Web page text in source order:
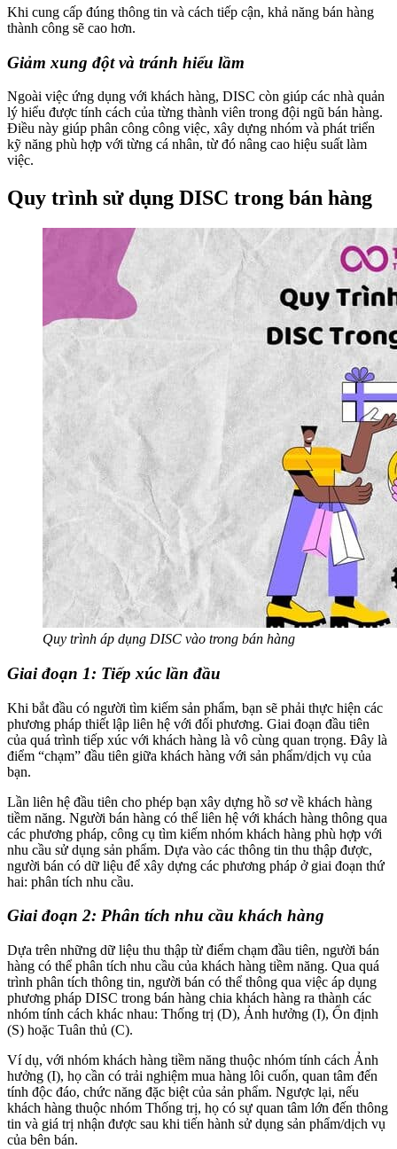
Khi cung cấp đúng thông tin và cách tiếp cận, khả năng bán hàng
thành công sẽ cao hơn.
Giảm xung đột và tránh hiểu lầm
Ngoài việc ứng dụng với khách hàng, DISC còn giúp các nhà quản
lý hiểu được tính cách của từng thành viên trong đội ngũ bán hàng.
Điều này giúp phân công công việc, xây dựng nhóm và phát triển
kỹ năng phù hợp với từng cá nhân, từ đó nâng cao hiệu suất làm
việc.
Quy trình sử dụng DISC trong bán hàng
Quy trình áp dụng DISC vào trong bán hàng
Giai đoạn 1: Tiếp xúc lần đầu
Khi bắt đầu có người tìm kiếm sản phẩm, bạn sẽ phải thực hiện các
phương pháp thiết lập liên hệ với đối phương. Giai đoạn đầu tiên
của quá trình tiếp xúc với khách hàng là vô cùng quan trọng. Đây là
điểm “chạm” đầu tiên giữa khách hàng với sản phẩm/dịch vụ của
bạn.
Lần liên hệ đầu tiên cho phép bạn xây dựng hồ sơ về khách hàng
tiềm năng. Người bán hàng có thể liên hệ với khách hàng thông qua
các phương pháp, công cụ tìm kiếm nhóm khách hàng phù hợp với
nhu cầu sử dụng sản phẩm. Dựa vào các thông tin thu thập được,
người bán có dữ liệu để xây dựng các phương pháp ở giai đoạn thứ
hai: phân tích nhu cầu.
Giai đoạn 2: Phân tích nhu cầu khách hàng
Dựa trên những dữ liệu thu thập từ điểm chạm đầu tiên, người bán
hàng có thể phân tích nhu cầu của khách hàng tiềm năng. Qua quá
trình phân tích thông tin, người bán có thể thông qua việc áp dụng
phương pháp DISC trong bán hàng chia khách hàng ra thành các
nhóm tính cách khác nhau: Thống trị (D), Ảnh hưởng (I), Ổn định
(S) hoặc Tuân thủ (C).
Ví dụ, với nhóm khách hàng tiềm năng thuộc nhóm tính cách Ảnh
hưởng (I), họ cần có trải nghiệm mua hàng lôi cuốn, quan tâm đến
tính độc đáo, chức năng đặc biệt của sản phẩm. Ngược lại, nếu
khách hàng thuộc nhóm Thống trị, họ có sự quan tâm lớn đến thông
tin và giá trị nhận được sau khi tiến hành sử dụng sản phẩm/dịch vụ
của bên bán.